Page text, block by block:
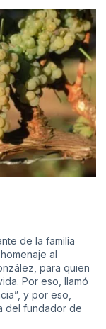
de la familia
al
para quien
Por eso, llamó
y por eso,
del fundador de